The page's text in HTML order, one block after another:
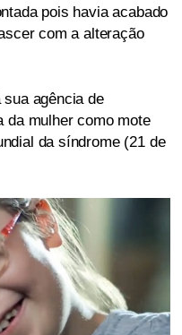
pois havia acabado
com a alteração
agência de
da mulher como mote
da síndrome (21 de